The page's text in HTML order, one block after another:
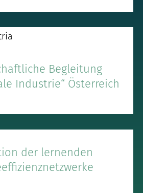
Begleitung
Industrie“ Österreich
der lernenden